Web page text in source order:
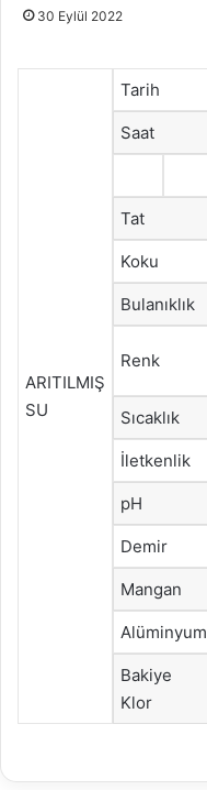
30 Eylül 2022
ARITILMIŞ
SU
Tarih
Saat
Tat
Koku
Bulanıklık
Renk
Sıcaklık
İletkenlik
pH
Demir
Mangan
Alüminyum
Bakiye
Klor